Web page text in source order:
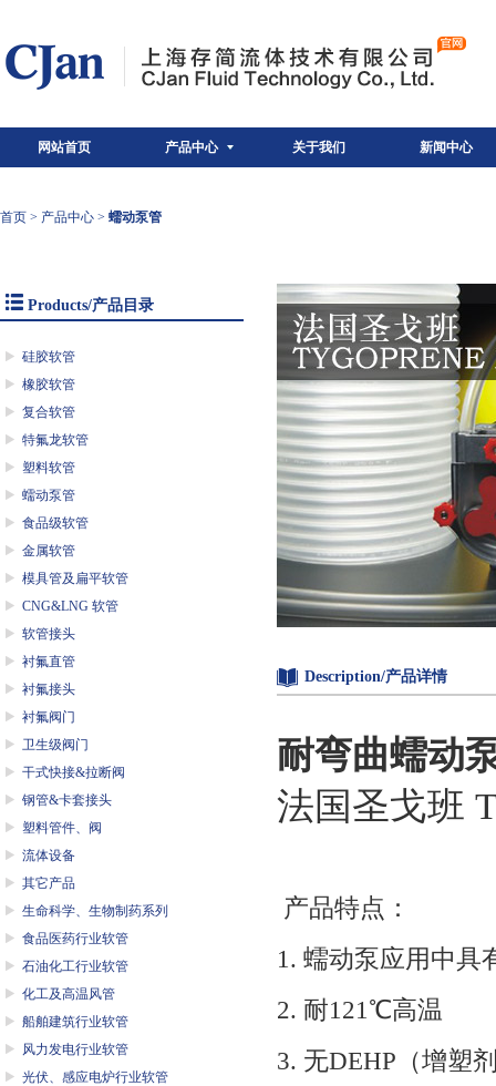
网站首页 产品中心 关于我们 新闻中心
首页 > 产品中心 > 蠕动泵管
Products/产品目录
硅胶软管
橡胶软管
复合软管
特氟龙软管
塑料软管
蠕动泵管
食品级软管
金属软管
模具管及扁平软管
CNG&LNG 软管
软管接头
衬氟直管
衬氟接头
衬氟阀门
卫生级阀门
干式快接&拉断阀
钢管&卡套接头
塑料管件、阀
流体设备
其它产品
生命科学、生物制药系列
食品医药行业软管
石油化工行业软管
化工及高温风管
船舶建筑行业软管
风力发电行业软管
光伏、感应电炉行业软管
Description/产品详情
耐弯曲蠕动
法国圣戈班
产品特点：
1. 蠕动泵应用中具
2. 耐121℃高温
3. 无DEHP（增塑